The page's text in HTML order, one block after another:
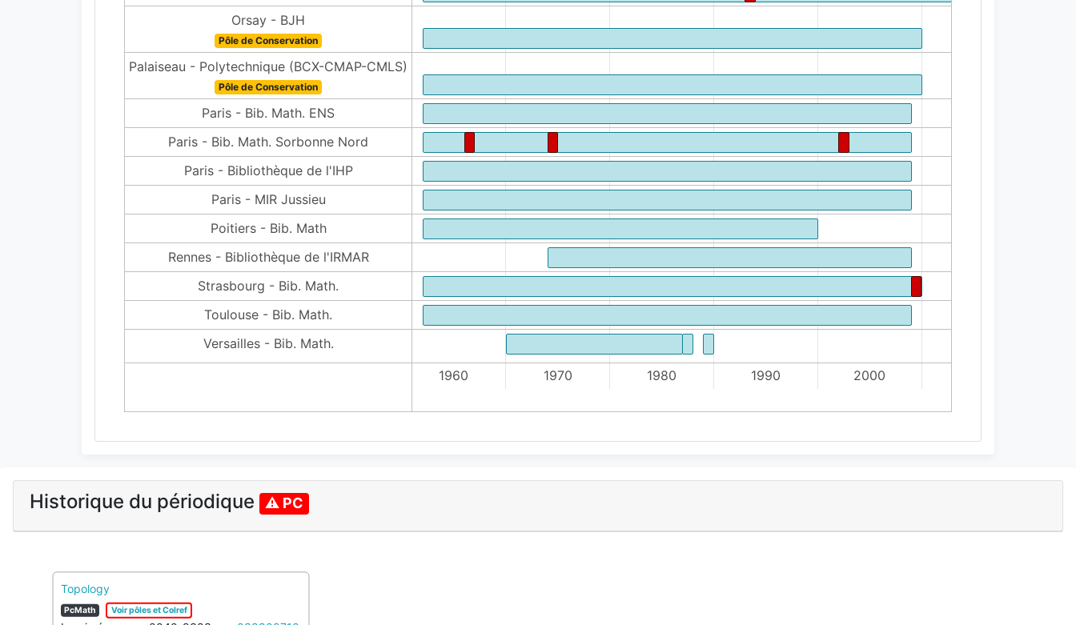
Orsay - BJH
Pôle de Conservation
Palaiseau - Polytechnique (BCX-CMAP-CMLS)
Pôle de Conservation
Paris - Bib. Math. ENS
Paris - Bib. Math. Sorbonne Nord
Paris - Bibliothèque de l'IHP
Paris - MIR Jussieu
Poitiers - Bib. Math
Rennes - Bibliothèque de l'IRMAR
Strasbourg - Bib. Math.
Toulouse - Bib. Math.
Versailles - Bib. Math.
1960
1970 1980 1990 2000
Historique du périodique ⚠ PC
Topology
PcMath Voir pôles et Colref